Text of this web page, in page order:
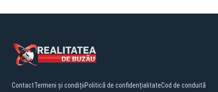
ContactTermeni și condițiiPolitică de confidențialitateCod de conduită